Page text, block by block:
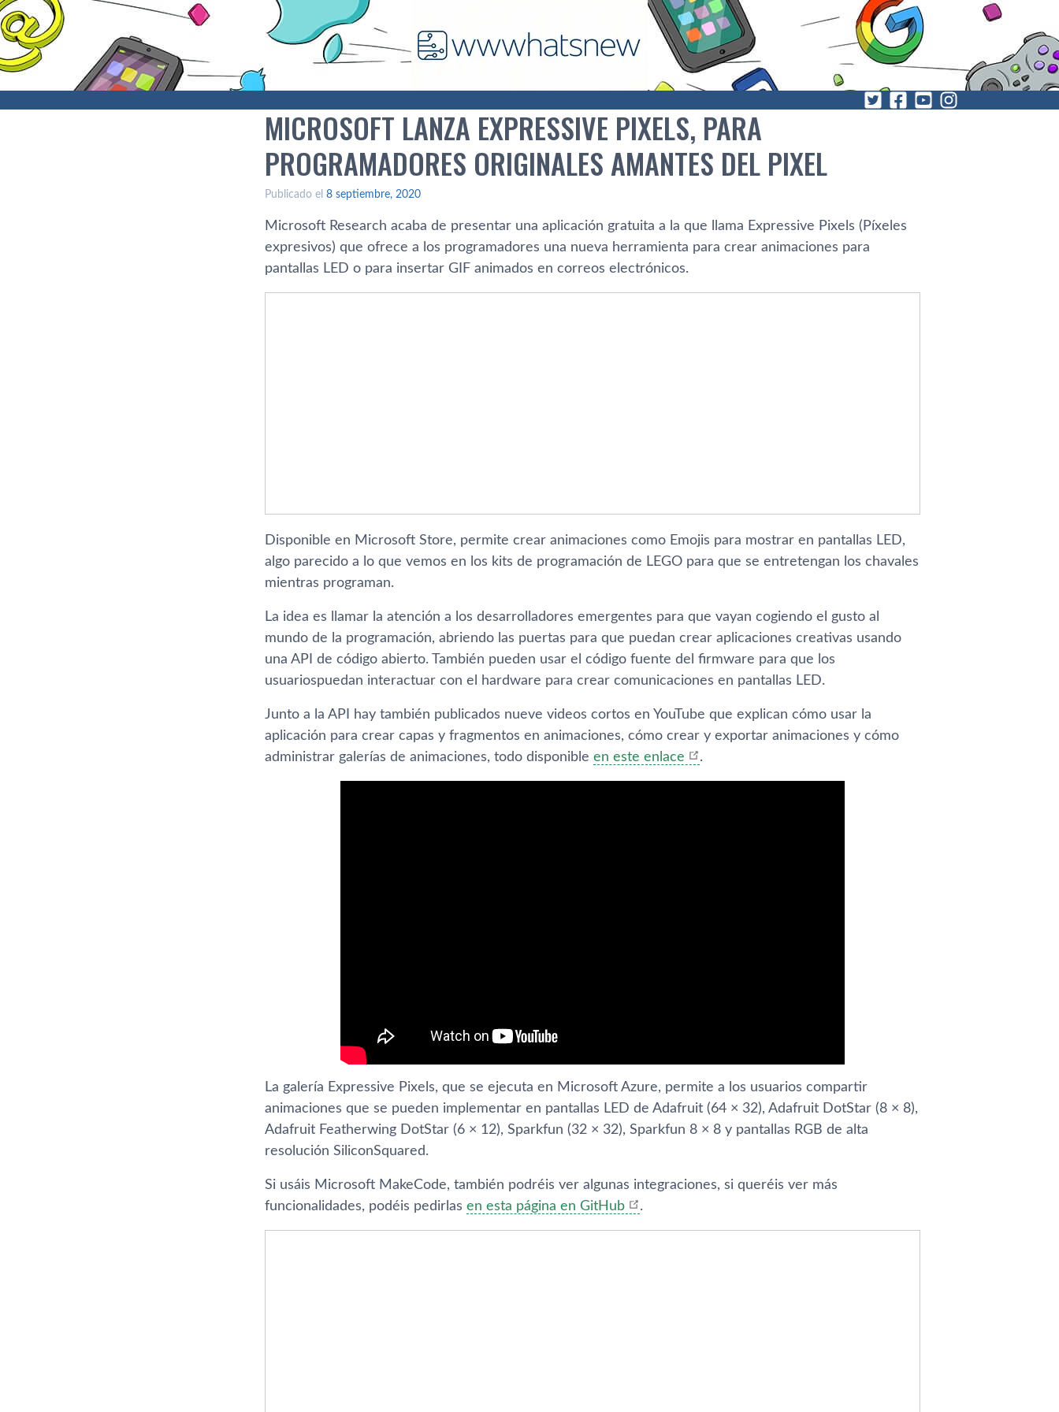
MICROSOFT LANZA EXPRESSIVE PIXELS, PARA
PROGRAMADORES ORIGINALES AMANTES DEL PIXEL
Publicado el 8 septiembre, 2020
Microsoft Research acaba de presentar una aplicación gratuita a la que llama Expressive Pixels (Píxeles
expresivos) que ofrece a los programadores una nueva herramienta para crear animaciones para
pantallas LED o para insertar GIF animados en correos electrónicos.
Disponible en Microsoft Store, permite crear animaciones como Emojis para mostrar en pantallas LED,
algo parecido a lo que vemos en los kits de programación de LEGO para que se entretengan los chavales
mientras programan.
La idea es llamar la atención a los desarrolladores emergentes para que vayan cogiendo el gusto al
mundo de la programación, abriendo las puertas para que puedan crear aplicaciones creativas usando
una API de código abierto. También pueden usar el código fuente del firmware para que los
usuariospuedan interactuar con el hardware para crear comunicaciones en pantallas LED.
Junto a la API hay también publicados nueve videos cortos en YouTube que explican cómo usar la
aplicación para crear capas y fragmentos en animaciones, cómo crear y exportar animaciones y cómo
administrar galerías de animaciones, todo disponible en este enlace .
La galería Expressive Pixels, que se ejecuta en Microsoft Azure, permite a los usuarios compartir
animaciones que se pueden implementar en pantallas LED de Adafruit (64 × 32), Adafruit DotStar (8 × 8),
Adafruit Featherwing DotStar (6 × 12), Sparkfun (32 × 32), Sparkfun 8 × 8 y pantallas RGB de alta
resolución SiliconSquared.
Si usáis Microsoft MakeCode, también podréis ver algunas integraciones, si queréis ver más
funcionalidades, podéis pedirlas en esta página en GitHub .